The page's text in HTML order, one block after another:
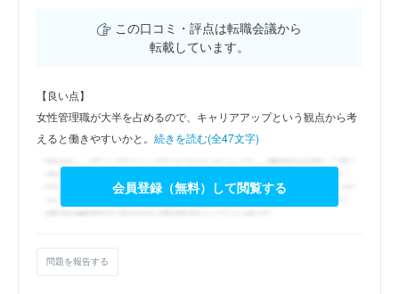
この口コミ・評点は転職会議から
転載しています。
【良い点】
女性管理職が大半を占めるので、キャリアアップという観点から考
えると働きやすいかと。 続きを読む(全47文字)
会員登録（無料）して閲覧する
問題を報告する